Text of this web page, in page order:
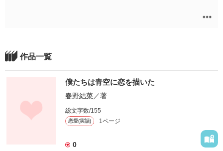
作品一覧
僕たちは青空に恋を描いた
春野結菜／著
総文字数/155
恋愛(実話) 1ページ
0